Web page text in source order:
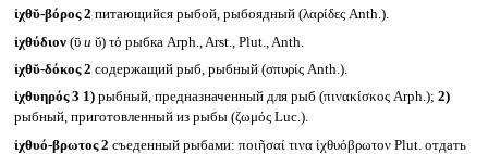
ἰχθῠ-βόρος 2 питающийся рыбой, рыбоядный (λαρίδες Anth.).
ἰχθύδιον (ῡ и ῠ) τό рыбка Arph., Arst., Plut., Anth.
ἰχθῠ-δόκος 2 содержащий рыб, рыбный (σπυρίς Anth.).
ἰχθυηρός 3 1)рыбный, предназначенный для рыб (πινακίσκος Arph.); 2)
рыбный, приготовленный из рыбы (ζωμός Luc.).
ἰχθυό-βρωτος 2 съеденный рыбами: ποιῆσαί τινα ἰχθυόβρωτον Plut. отдать